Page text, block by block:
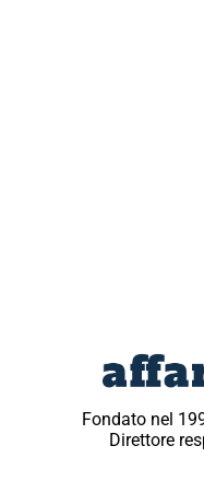
Fondato nel
Direttore